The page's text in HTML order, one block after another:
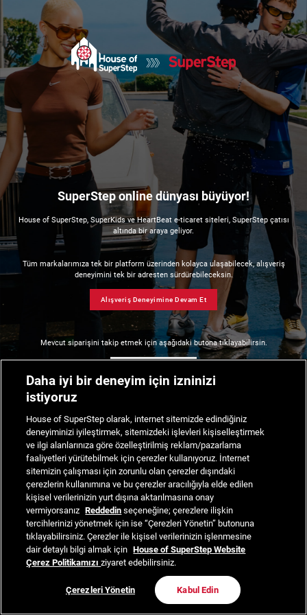
SuperStep online dünyası büyüyor!
House of SuperStep, SuperKids ve HeartBeat e-ticaret siteleri, SuperStep çatısı
altında bir araya geliyor.
Tüm markalarımıza tek bir platform üzerinden kolayca ulaşabilecek, alışveriş
deneyimini tek bir adresten sürdürebileceksin.
Alışveriş Deneyimine Devam Et
Mevcut siparişini takip etmek için aşağıdaki butona tıklayabilirsin.
Daha iyi bir deneyim için izninizi
istiyoruz
House of SuperStep olarak, internet sitemizde edindiğiniz
deneyiminizi iyileştirmek, sitemizdeki işlevleri kişiselleştirmek
ve ilgi alanlarınıza göre özelleştirilmiş reklam/pazarlama
faaliyetleri yürütebilmek için çerezler kullanıyoruz. İnternet
sitemizin çalışması için zorunlu olan çerezler dışındaki
çerezlerin kullanımına ve bu çerezler aracılığıyla elde edilen
kişisel verilerinizin yurt dışına aktarılmasına onay
vermiyorsanız Reddedin seçeneğine; çerezlere ilişkin
tercihlerinizi yönetmek için ise “Çerezleri Yönetin” butonuna
tıklayabilirsiniz. Çerezler ile kişisel verilerinizin işlenmesine
dair detaylı bilgi almak için House of SuperStep Website
Çerez Politikamızıziyaret edebilirsiniz.
Çerezleri Yönetin Kabul Edin